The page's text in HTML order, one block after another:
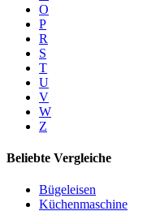
O
P
R
S
T
U
V
W
Z
Beliebte Vergleiche
Bügeleisen
Küchenmaschine